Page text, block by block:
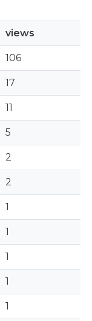
views
106
17
11
5
2
2
1
1
1
1
1